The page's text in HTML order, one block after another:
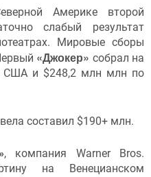
Америке второй
слабый результат
Мировые сборы
«Джокер» собрал на
США и $248,2 млн млн по
составил $190+ млн.
, компания Warner Bros.
на Венецианском